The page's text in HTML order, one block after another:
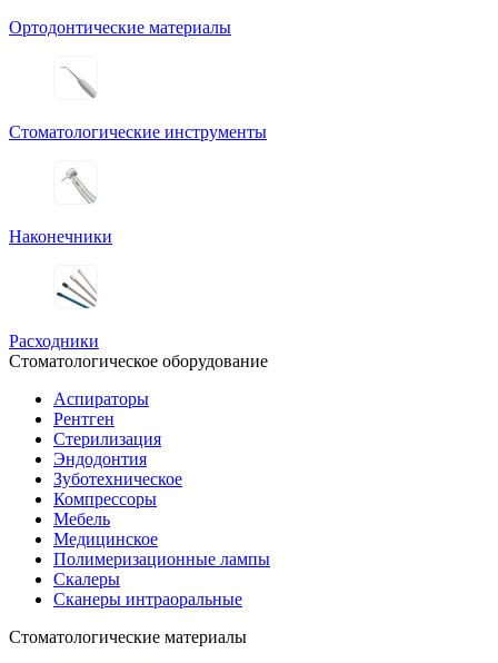
Ортодонтические материалы
Стоматологические инструменты
Наконечники
Расходники
Стоматологическое оборудование
Аспираторы
Рентген
Стерилизация
Эндодонтия
Зуботехническое
Компрессоры
Мебель
Медицинское
Полимеризационные лампы
Скалеры
Сканеры интраоральные
Стоматологические материалы